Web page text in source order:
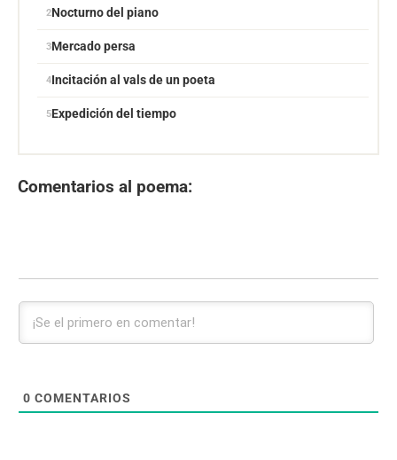
Nocturno del piano
Mercado persa
Incitación al vals de un poeta
Expedición del tiempo
Comentarios al poema:
0 COMENTARIOS